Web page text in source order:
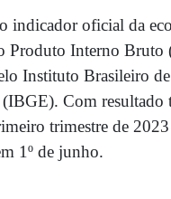
indicador oficial da
Produto Interno Bruto
Instituto Brasileiro
(IBGE). Com resultado
trimestre de 2023
1º de junho.